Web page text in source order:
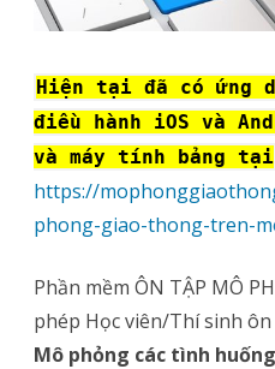
Hiện tại đã có ứng
điều hành iOS và
và máy tính bảng tại
https://
phong-giao-thong-tren-
Phần mềm ÔN TẬP MÔ
phép Học viên/Thí sinh
Mô phỏng các tình